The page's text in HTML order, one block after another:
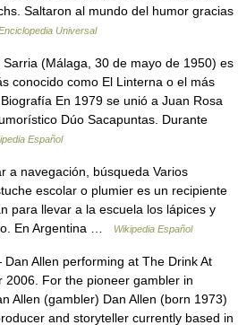
Saltaron al mundo del humor gracias
Universal
(Málaga, 30 de mayo de 1950) es
conocido como El Linterna o el más
En 1979 se unió a Juan Rosa
Dúo Sacapuntas. Durante
Español
navegación, búsqueda Varios
escolar o plumier es un recipiente
para llevar a la escuela los lápices y
En Argentina …
Wikipedia Español
Allen performing at The Drink At
2006. For the pioneer gambler in
Allen (gambler) Dan Allen (born 1973)
and storyteller currently based in